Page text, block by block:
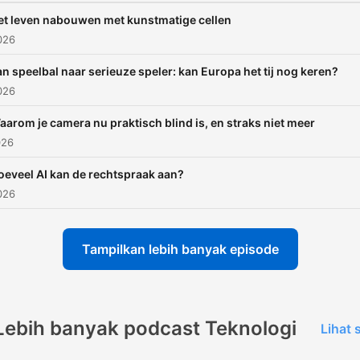
leven nabouwen met kunstmatige cellen
speelbal naar serieuze speler: kan Europa het tij nog keren?
je camera nu praktisch blind is, en straks niet meer
AI kan de rechtspraak aan?
Tampilkan lebih banyak episode
banyak podcast Teknologi Lihat